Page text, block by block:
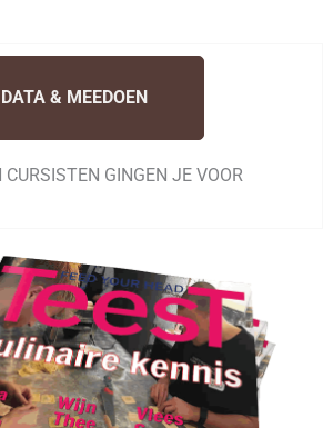
DATA & MEEDOEN
CURSISTEN GINGEN JE VOOR